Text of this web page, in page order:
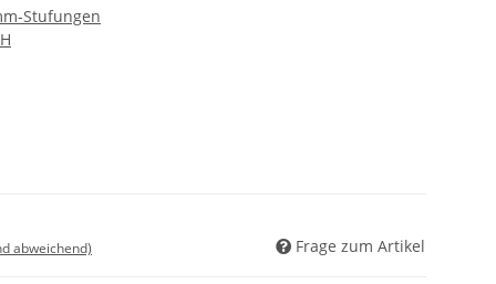
Stufungen
abweichend) Frage zum Artikel